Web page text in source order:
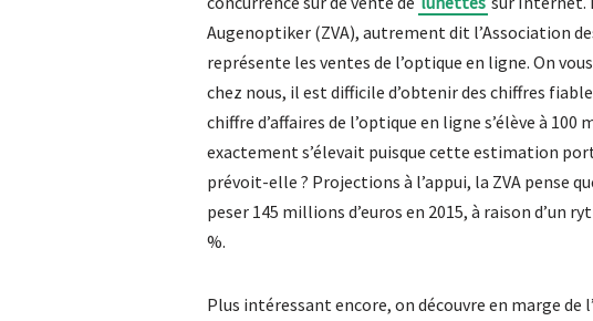
Augenoptiker (ZVA), autrement dit l’Association
représente les ventes de l’optique en ligne. On
chez nous, il est difficile d’obtenir des chiffres
chiffre d’affaires de l’optique en ligne s’élève à
exactement s’élevait puisque cette estimation
prévoit-elle ? Projections à l’appui, la ZVA pense
peser 145 millions d’euros en 2015, à raison d’un
%.
Plus intéressant encore, on découvre en marge de